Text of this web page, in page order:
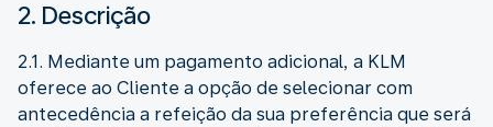
2. Descrição
2.1. Mediante um pagamento adicional, a KLM
oferece ao Cliente a opção de selecionar com
antecedência a refeição da sua preferência que será